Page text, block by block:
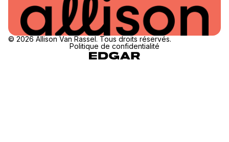
© 2026 Allison Van Rassel. Tous droits réservés.
Politique de confidentialité